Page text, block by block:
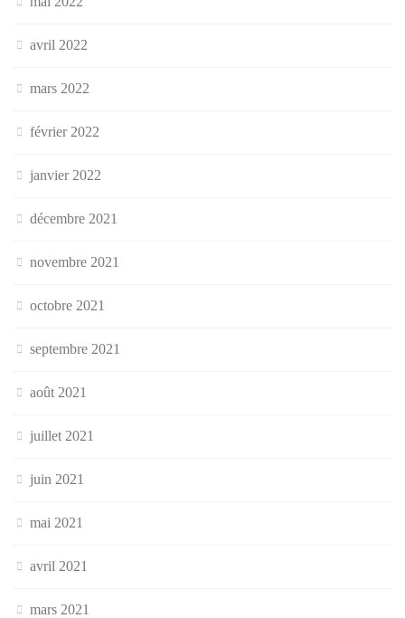
avril 2022
mars 2022
février 2022
janvier 2022
décembre 2021
novembre 2021
octobre 2021
septembre 2021
août 2021
juillet 2021
juin 2021
mai 2021
avril 2021
mars 2021